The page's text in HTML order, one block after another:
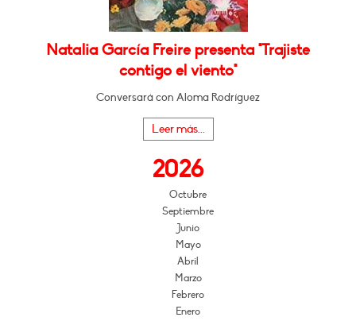
Natalia García Freire presenta "Trajiste
contigo el viento"
Conversará con Aloma Rodríguez
Leer más...
2026
Octubre
Septiembre
Junio
Mayo
Abril
Marzo
Febrero
Enero